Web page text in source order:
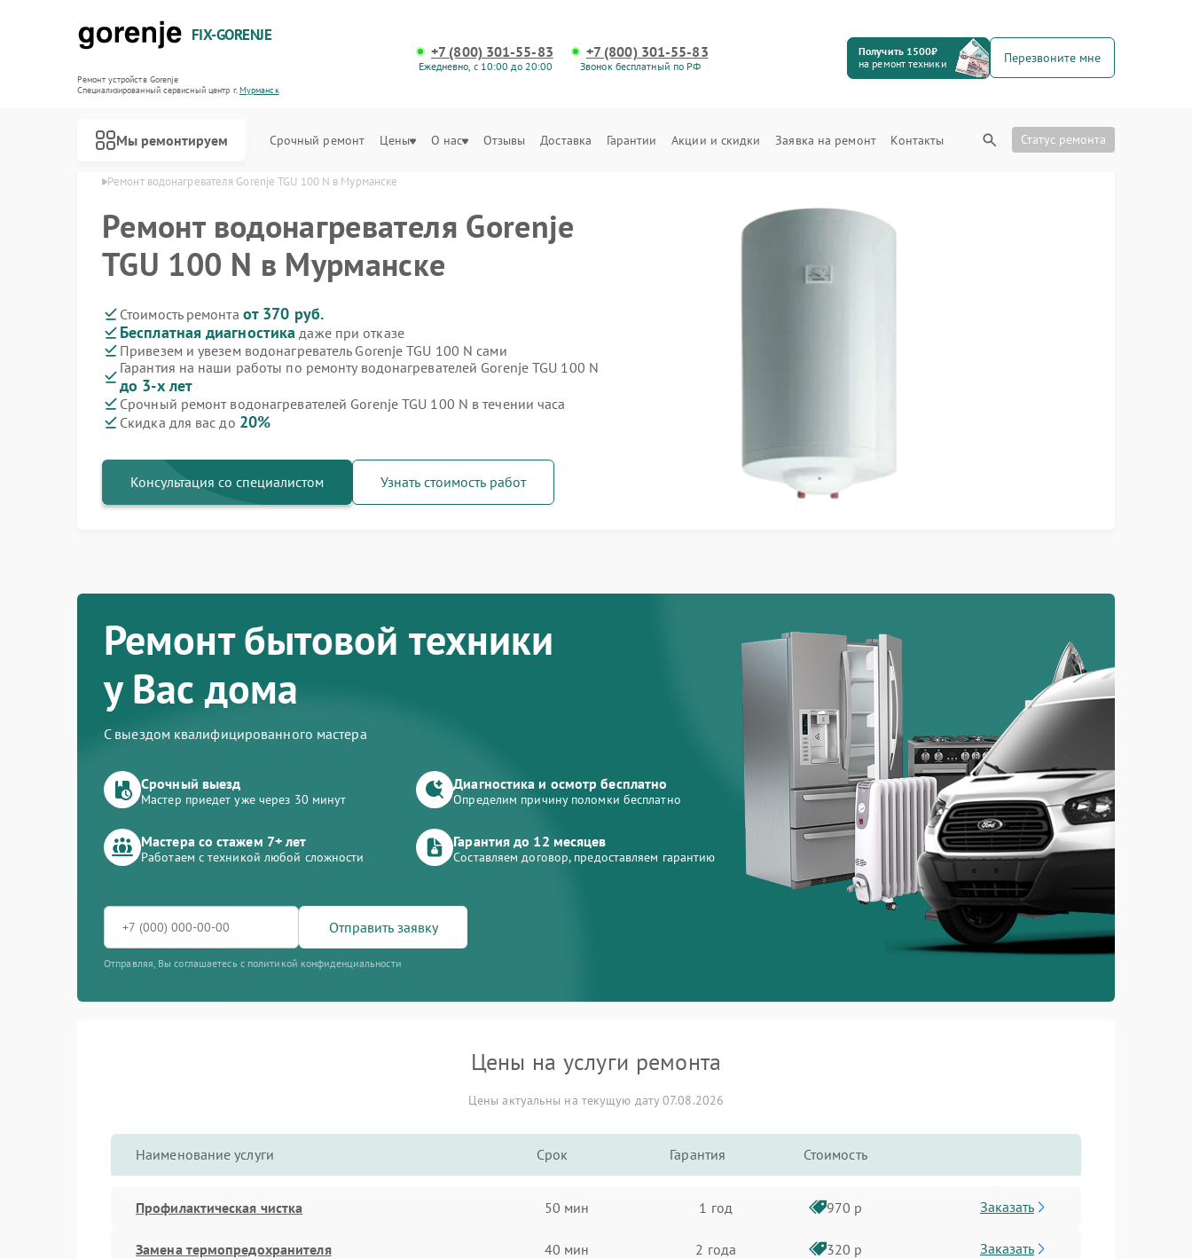
FIX-GORENJE
Ремонт устройств Gorenje
Специализированный cервисный центр г.Мурманск
+7 (800) 301-55-83
Ежедневно, с 10:00 до 20:00
+7 (800) 301-55-83
Звонок бесплатный по РФ
Получить 1500₽
на ремонт техники
Перезвоните мне
Мы ремонтируем Срочный ремонт Цены О нас Отзывы Доставка Гарантии Акции и скидки Заявка на ремонт Контакты Статус ремонта
в Мурманске Ремонт водонагревателя Gorenje TGU 100 N в Мурманске
Ремонт водонагревателя Gorenje
TGU 100 N в Мурманске
Стоимость ремонта от 370 руб.
Бесплатная диагностика даже при отказе
Привезем и увезем водонагреватель Gorenje TGU 100 N сами
Гарантия на наши работы по ремонту водонагревателей Gorenje TGU 100 N
до 3-х лет
Срочный ремонт водонагревателей Gorenje TGU 100 N в течении часа
Скидка для вас до 20%
Консультация со специалистом Узнать стоимость работ
Ремонт бытовой техники
у Вас дома
С выездом квалифицированного мастера
Срочный выезд
Мастер приедет уже через 30 минут
Диагностика и осмотр бесплатно
Определим причину поломки бесплатно
Мастера со стажем 7+ лет
Работаем с техникой любой сложности
Гарантия до 12 месяцев
Составляем договор, предоставляем гарантию
Отправить заявку
Отправляя, Вы соглашаетесь с политикой конфиденциальности
Цены на услуги ремонта
Цены актуальны на текущую дату 07.08.2026
Наименование услуги Срок Гарантия Стоимость
Профилактическая чистка 50 мин 1 год 970 р Заказать
Замена термопредохранителя 40 мин 2 года 320 р Заказать